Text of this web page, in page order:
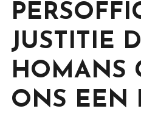
JUSTITIE
HOMANS
ONS EEN